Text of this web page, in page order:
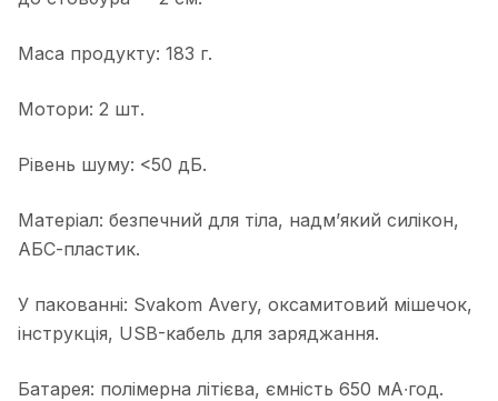
Маса продукту: 183 г.
Мотори: 2 шт.
Рівень шуму: <50 дБ.
Матеріал: безпечний для тіла, надм’який силікон,
АБС-пластик.
У пакованні: Svakom Avery, оксамитовий мішечок,
інструкція, USB-кабель для заряджання.
Батарея: полімерна літієва, ємність 650 мА∙год.